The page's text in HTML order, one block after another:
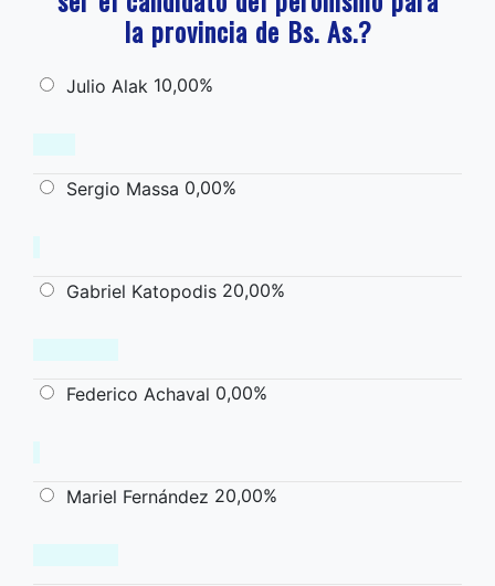
la provincia de Bs. As.?
Julio Alak 10,00%
Sergio Massa 0,00%
Gabriel Katopodis 20,00%
Federico Achaval 0,00%
Mariel Fernández 20,00%